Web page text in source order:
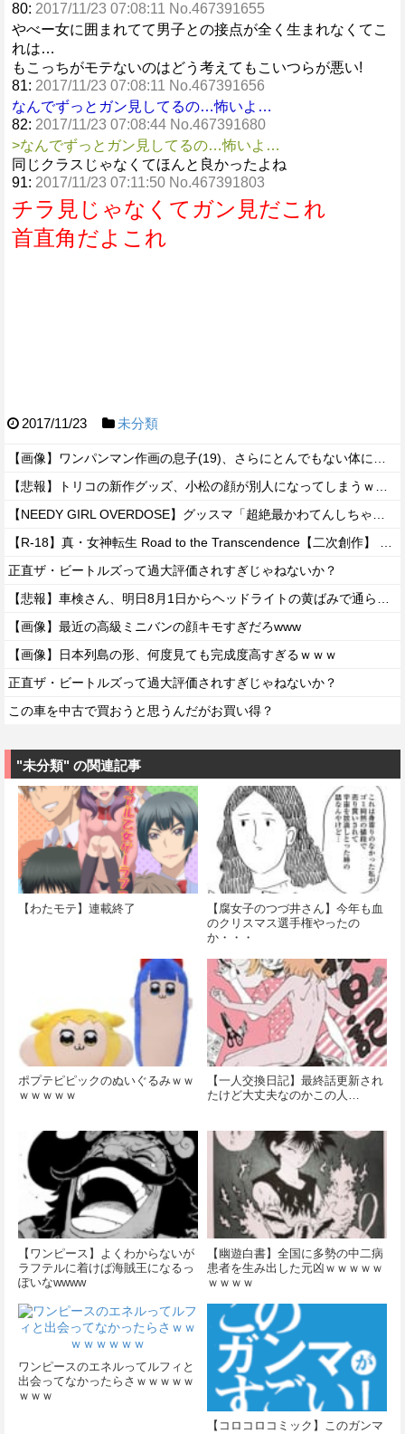
80: 2017/11/23 07:08:11 No.467391655
やべー女に囲まれてて男子との接点が全く生まれなくてこ
れは…
もこっちがモテないのはどう考えてもこいつらが悪い!
81: 2017/11/23 07:08:11 No.467391656
なんでずっとガン見してるの…怖いよ…
82: 2017/11/23 07:08:44 No.467391680
>なんでずっとガン見してるの…怖いよ…
同じクラスじゃなくてほんと良かったよね
91: 2017/11/23 07:11:50 No.467391803
チラ見じゃなくてガン見だこれ
首直角だよこれ
2017/11/23 未分類
正直ザ・ビートルズって過大評価されすぎじゃねないか？
【画像】最近の高級ミニバンの顔キモすぎだろwww
【画像】日本列島の形、何度見ても完成度高すぎるｗｗｗ
正直ザ・ビートルズって過大評価されすぎじゃねないか？
この車を中古で買おうと思うんだがお買い得？
"未分類" の関連記事
【わたモテ】連載終了
【腐女子のつづ井さん】今年も血
のクリスマス選手権やったの
か・・・
ポプテピピックのぬいぐるみｗｗ
ｗｗｗｗｗ
【一人交換日記】最終話更新され
たけど大丈夫なのかこの人…
【ワンピース】よくわからないが
ラフテルに着けば海賊王になるっ
ぽいなwwww
【幽遊白書】全国に多勢の中二病
患者を生み出した元凶ｗｗｗｗｗ
ｗｗｗｗ
ワンピースのエネルってルフィと
出会ってなかったらさｗｗｗｗｗ
ｗｗｗ
【コロコロコミック】このガンマ